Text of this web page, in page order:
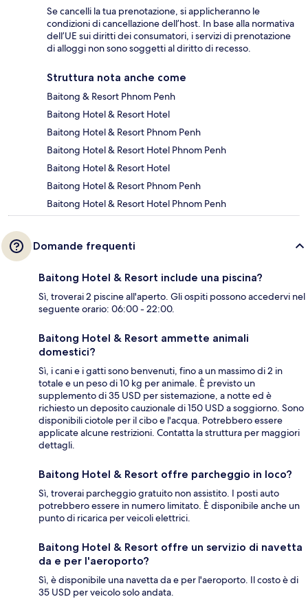
Se cancelli la tua prenotazione, si applicheranno le
condizioni di cancellazione dell’host. In base alla normativa
dell’UE sui diritti dei consumatori, i servizi di prenotazione
di alloggi non sono soggetti al diritto di recesso.
Struttura nota anche come
Baitong & Resort Phnom Penh
Baitong Hotel & Resort Hotel
Baitong Hotel & Resort Phnom Penh
Baitong Hotel & Resort Hotel Phnom Penh
Baitong Hotel & Resort Hotel
Baitong Hotel & Resort Phnom Penh
Baitong Hotel & Resort Hotel Phnom Penh
Domande frequenti
Baitong Hotel & Resort include una piscina?
Sì, troverai 2 piscine all'aperto. Gli ospiti possono accedervi nel
seguente orario: 06:00 - 22:00.
Baitong Hotel & Resort ammette animali
domestici?
Sì, i cani e i gatti sono benvenuti, fino a un massimo di 2 in
totale e un peso di 10 kg per animale. È previsto un
supplemento di 35 USD per sistemazione, a notte ed è
richiesto un deposito cauzionale di 150 USD a soggiorno. Sono
disponibili ciotole per il cibo e l'acqua. Potrebbero essere
applicate alcune restrizioni. Contatta la struttura per maggiori
dettagli.
Baitong Hotel & Resort offre parcheggio in loco?
Sì, troverai parcheggio gratuito non assistito. I posti auto
potrebbero essere in numero limitato. È disponibile anche un
punto di ricarica per veicoli elettrici.
Baitong Hotel & Resort offre un servizio di navetta
da e per l'aeroporto?
Sì, è disponibile una navetta da e per l'aeroporto. Il costo è di
35 USD per veicolo solo andata.